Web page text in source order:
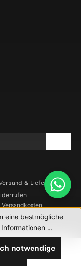
& Lieferung
Versandkosten
vorbehalten.
eine bestmögliche
Informationen ...
notwendige